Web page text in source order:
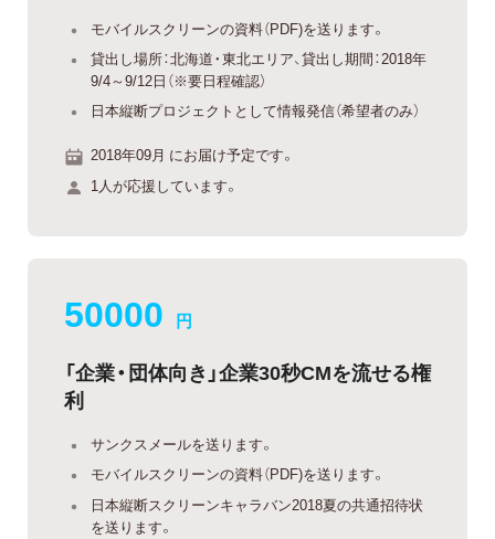
モバイルスクリーンの資料（PDF)を送ります。
貸出し場所：北海道・東北エリア、貸出し期間：2018年
9/4～9/12日（※要日程確認）
日本縦断プロジェクトとして情報発信（希望者のみ）
2018年09月 にお届け予定です。
1人が応援しています。
50000 円
「企業・団体向き」企業30秒CMを流せる権
利
サンクスメールを送ります。
モバイルスクリーンの資料（PDF)を送ります。
日本縦断スクリーンキャラバン2018夏の共通招待状
を送ります。